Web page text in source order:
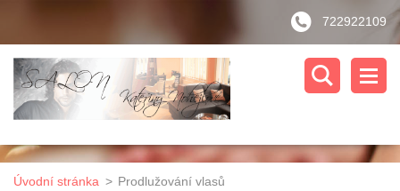
722922109
Úvodní stránka > Prodlužování vlasů